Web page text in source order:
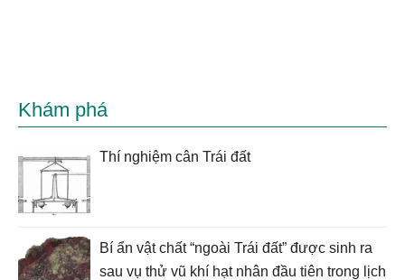
Khám phá
Thí nghiệm cân Trái đất
Bí ẩn vật chất “ngoài Trái đất” được sinh ra
sau vụ thử vũ khí hạt nhân đầu tiên trong lịch